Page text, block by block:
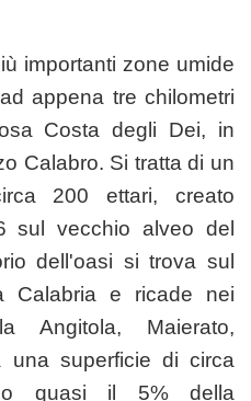
importanti zone umide
appena tre chilometri
Costa degli Dei, in
Calabro. Si tratta di un
200 ettari, creato
sul vecchio alveo del
dell'oasi si trova sul
Calabria e ricade nei
Angitola, Maierato,
una superficie di circa
quasi il 5% della